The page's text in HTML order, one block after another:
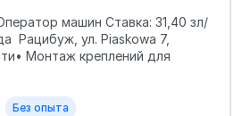
машин Ставка: 31,40 зл/
Рацибуж, ул. Piaskowa 7,
Монтаж креплений для
Без опыта